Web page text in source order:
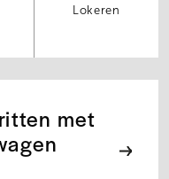
Lokeren
met